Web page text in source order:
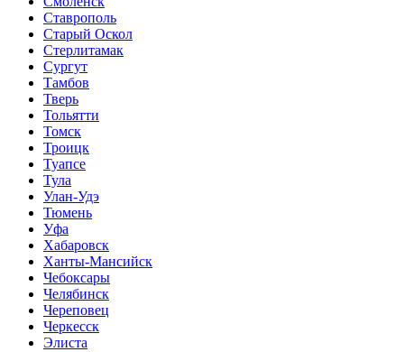
Ставрополь
Старый Оскол
Стерлитамак
Сургут
Тамбов
Тверь
Тольятти
Томск
Троицк
Туапсе
Тула
Улан-Удэ
Тюмень
Уфа
Хабаровск
Ханты-Мансийск
Чебоксары
Челябинск
Череповец
Черкесск
Элиста